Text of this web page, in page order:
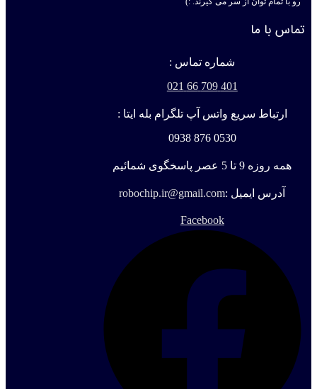
تماس با ما
شماره تماس :
401 709 66 021
ارتباط سریع واتس آپ تلگرام بله ایتا :
0530 876 0938
همه روزه 9 تا 5 عصر پاسخگوی شمائیم
آدرس ایمیل :robochip.ir@gmail.com
Facebook